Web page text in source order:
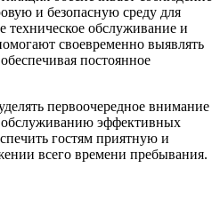
и безопасную среду для
техническое обслуживание и
своевременно выявлять
постоянное
первоочередное внимание
эффективных
гостям приятную и
всего времени пребывания.